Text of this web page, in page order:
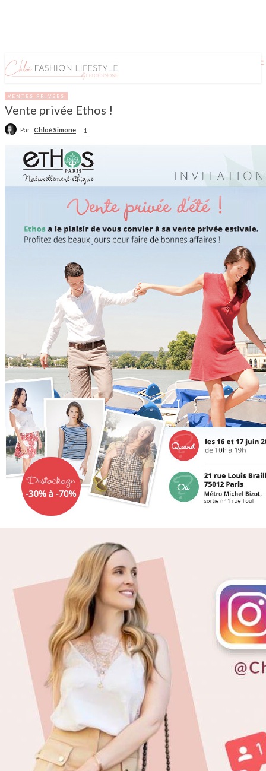
VENTES PRIVÉES
Vente privée Ethos !
Par Chloé Simone 1